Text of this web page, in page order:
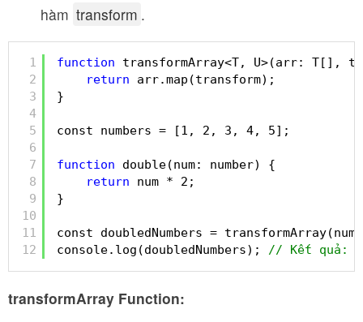
hàm transform .
1
2
3
4
5
6
7
8
9
10
11
12
function
transformArray<T, U>(arr: T[],
return
arr.map(transform);
}
const numbers = [1, 2, 3, 4, 5];
function
double(num: number) {
return
num * 2;
}
const doubledNumbers =
console.log(doubledNumbers);
// Kết quả:
transformArray Function: